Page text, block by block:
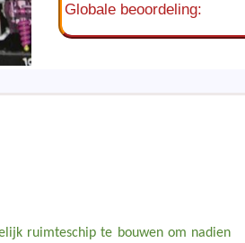
Globale beoordeling:
ruimteschip te bouwen om nadien